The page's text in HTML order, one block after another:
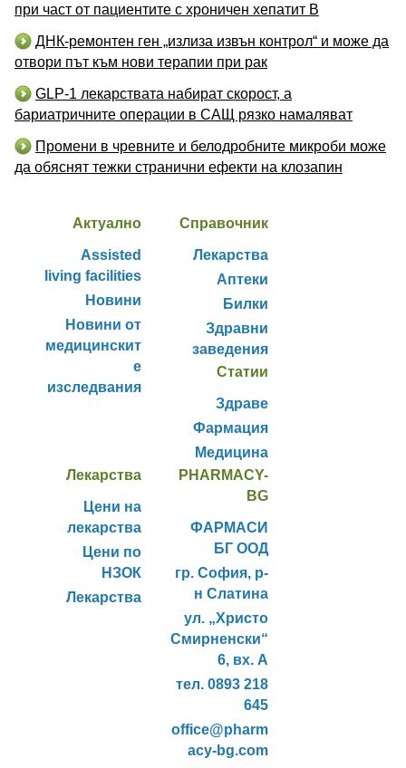
при част от пациентите с хроничен хепатит B
ДНК-ремонтен ген „излиза извън контрол“ и може да
отвори път към нови терапии при рак
GLP-1 лекарствата набират скорост, а
бариатричните операции в САЩ рязко намаляват
Промени в чревните и белодробните микроби може
да обяснят тежки странични ефекти на клозапин
Актуално
Assisted
living facilities
Новини
Новини от
медицинскит
е
изследвания
Справочник
Лекарства
Аптеки
Билки
Здравни
заведения
Статии
Здраве
Фармация
Медицина
Лекарства
Цени на
лекарства
Цени по
НЗОК
Лекарства
PHARMACY-
BG
ФАРМАСИ
БГ ООД
гр. София, р-
н Слатина
ул. „Христо
Смирненски“
6, вх. А
тел. 0893 218
645
office@pharm
acy-bg.com